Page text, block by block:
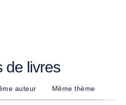
de livres
auteur Même thème